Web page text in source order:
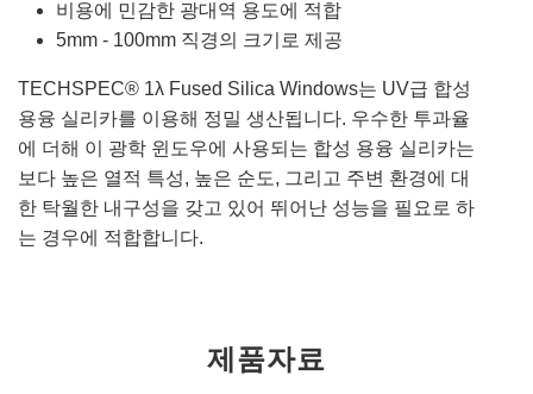
비용에 민감한 광대역 용도에 적합
5mm - 100mm 직경의 크기로 제공
TECHSPEC® 1λ Fused Silica Windows는 UV급 합성
용융 실리카를 이용해 정밀 생산됩니다. 우수한 투과율
에 더해 이 광학 윈도우에 사용되는 합성 용융 실리카는
보다 높은 열적 특성, 높은 순도, 그리고 주변 환경에 대
한 탁월한 내구성을 갖고 있어 뛰어난 성능을 필요로 하
는 경우에 적합합니다.
제품자료